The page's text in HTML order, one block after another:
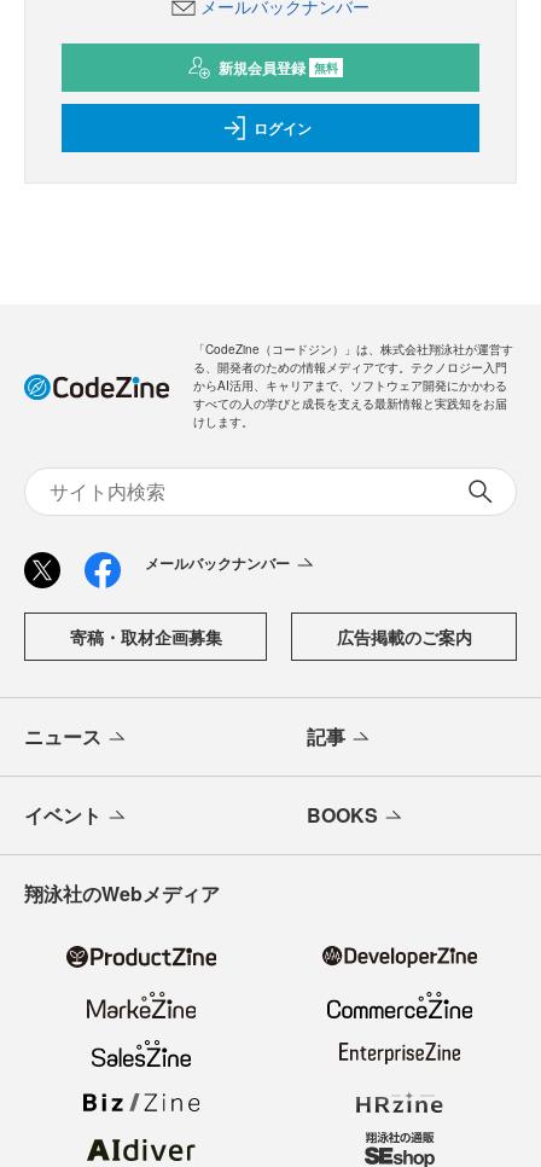
メールバックナンバー
新規会員登録 無料
ログイン
「CodeZine（コードジン）」は、株式会社翔泳社が運営す
る、開発者のための情報メディアです。テクノロジー入門
からAI活用、キャリアまで、ソフトウェア開発にかかわる
すべての人の学びと成長を支える最新情報と実践知をお届
けします。
メールバックナンバー
寄稿・取材企画募集 広告掲載のご案内
ニュース 記事
イベント BOOKS
翔泳社のWebメディア